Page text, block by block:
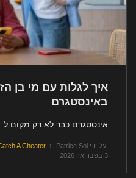
איך לגלות עם מי בן
באינסטגרם
אינסטגרם כבר לא רק מקום ל...
על ידי Patrice Sol ב A Cheater
3 בפברואר 2026